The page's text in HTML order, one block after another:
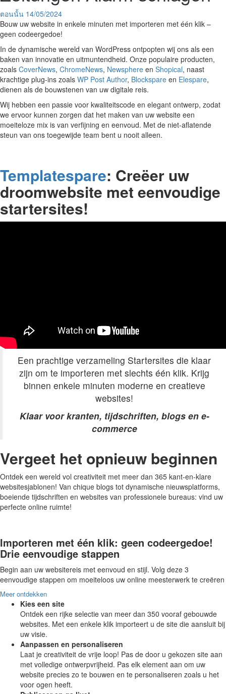
ตอนนั้น 14/05/2024
Bouw uw website in enkele minuten met importeren met één klik –
geen codeergedoe!
In de dynamische wereld van WordPress ontpopten wij ons als een
baken van innovatie en uitmuntendheid. Onze populaire producten,
zoals CoverNews, ChromeNews, Newsphere en Shopical, naast
krachtige plug-ins zoals WP Post Author, Blockspare en Elespare,
dienen als de bouwstenen van uw digitale reis.
Wij hebben een passie voor kwaliteitscode en elegant ontwerp, zodat
we ervoor kunnen zorgen dat het maken van uw website een
moeiteloze mix is ​​van verfijning en eenvoud. Met de niet-aflatende
steun van ons toegewijde team bent u nooit alleen.
Templatespare: Creëer uw
droomwebsite met eenvoudige
startersites!
Een prachtige verzameling Startersites die klaar
zijn om te importeren met slechts één klik. Krijg
binnen enkele minuten moderne en creatieve
websites!
Klaar voor kranten, tijdschriften, blogs en e-
commerce
Vergeet het opnieuw beginnen
Ontdek een wereld vol creativiteit met meer dan 365 kant-en-klare
websitesjablonen! Van chique blogs tot dynamische nieuwsplatforms,
boeiende tijdschriften en websites van professionele bureaus: vind uw
perfecte online ruimte!
Importeren met één klik: geen codeergedoe!
Drie eenvoudige stappen
Begin aan uw websitereis met eenvoud en stijl. Volg deze 3
eenvoudige stappen om moeiteloos uw online meesterwerk te creëren
Meer ontdekken
Kies een site
Ontdek een rijke selectie van meer dan 350 vooraf gebouwde
websites. Met een enkele klik importeert u de site die aansluit bij
uw visie.
Aanpassen en personaliseren
Laat je creativiteit de vrije loop! Pas de door u gekozen site aan
met volledige ontwerpvrijheid. Pas elk element aan om uw
website precies zo te bouwen en te personaliseren zoals u het
voor ogen heeft.